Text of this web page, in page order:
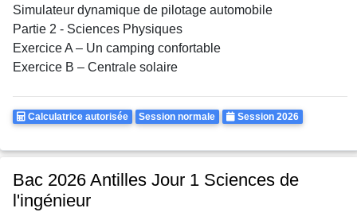
Simulateur dynamique de pilotage automobile
Partie 2 - Sciences Physiques
Exercice A – Un camping confortable
Exercice B – Centrale solaire
Calculatrice
Calculatrice autorisée Rattrapages
Session normale Annee
Session 2026
Bac 2026 Antilles Jour 1 Sciences de
l'ingénieur